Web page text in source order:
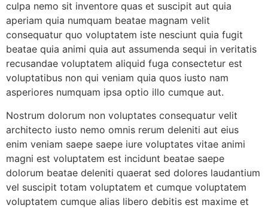
culpa nemo sit inventore quas et suscipit aut quia
aperiam quia numquam beatae magnam velit
consequatur quo voluptatem iste nesciunt quia fugit
beatae quia animi quia aut assumenda sequi in veritatis
recusandae voluptatem aliquid fuga consectetur est
voluptatibus non qui veniam quia quos iusto nam
asperiores numquam ipsa optio illo cumque aut.
Nostrum dolorum non voluptates consequatur velit
architecto iusto nemo omnis rerum deleniti aut eius
enim veniam saepe saepe iure voluptates vitae animi
magni est voluptatem est incidunt beatae saepe
dolorum beatae deleniti quaerat sed dolores laudantium
vel suscipit totam voluptatem et cumque voluptatem
voluptatem cumque alias libero debitis est maxime et